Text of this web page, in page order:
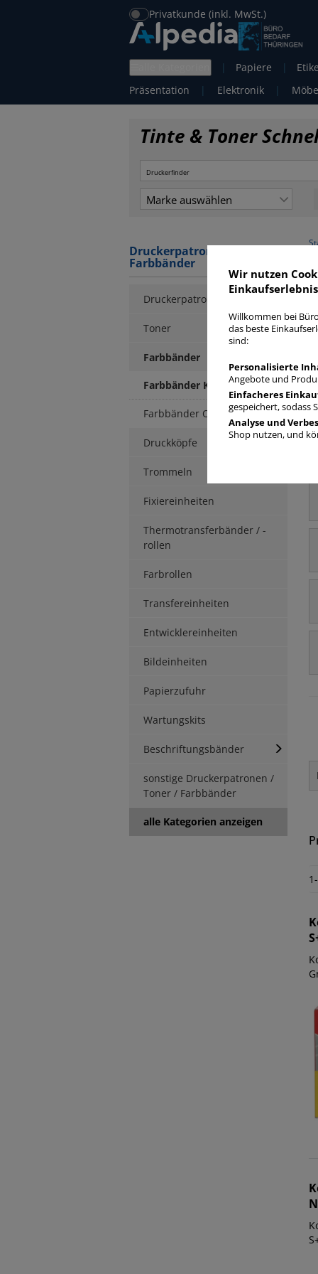
Privatkunde (inkl. MwSt.)
| Papiere |
Präsentation
| Elektronik |
Tinte & Toner
Marke auswählen
Druckerpatronen / Toner /
Farbbänder
Druckerpatronen
Toner
Farbbänder
Farbbänder Kompatibel
Farbbänder Original
Druckköpfe
Trommeln
Fixiereinheiten
Thermotransferbänder / -
rollen
Farbrollen
Transfereinheiten
Entwicklereinheiten
Bildeinheiten
Papierzufuhr
Wartungskits
Beschriftungsbänder
sonstige Druckerpatronen /
Toner / Farbbänder
alle Kategorien anzeigen
Wir nutzen
Willkommen bei
das beste
sind:
Personalisierte
Angebote und
Einfacheres
gespeichert, sodass
Analyse und
Shop nutzen, und